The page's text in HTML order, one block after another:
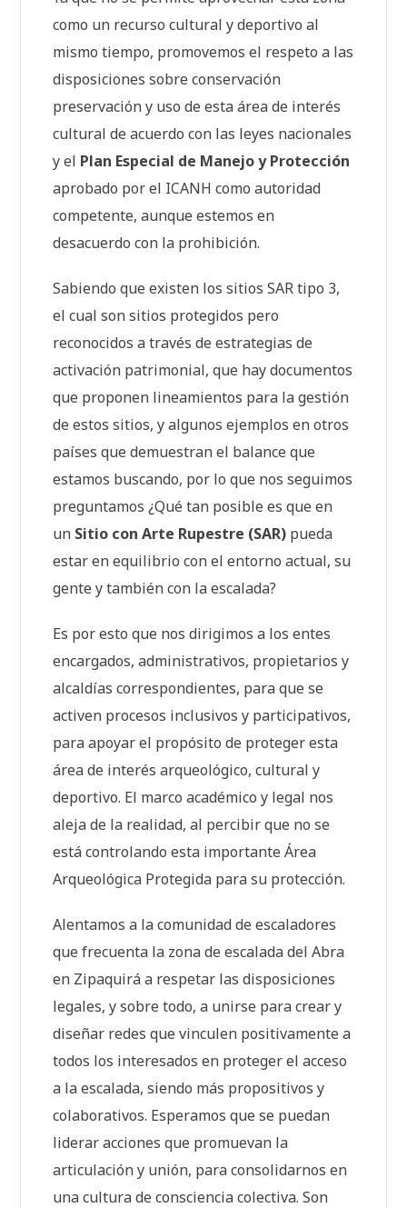
como un recurso cultural y deportivo al
mismo tiempo, promovemos el respeto a las
disposiciones sobre conservación
preservación y uso de esta área de interés
cultural de acuerdo con las leyes nacionales
y el Plan Especial de Manejo y Protección
aprobado por el ICANH como autoridad
competente, aunque estemos en
desacuerdo con la prohibición.
Sabiendo que existen los sitios SAR tipo 3,
el cual son sitios protegidos pero
reconocidos a través de estrategias de
activación patrimonial, que hay documentos
que proponen lineamientos para la gestión
de estos sitios, y algunos ejemplos en otros
países que demuestran el balance que
estamos buscando, por lo que nos seguimos
preguntamos ¿Qué tan posible es que en
un Sitio con Arte Rupestre (SAR) pueda
estar en equilibrio con el entorno actual, su
gente y también con la escalada?
Es por esto que nos dirigimos a los entes
encargados, administrativos, propietarios y
alcaldías correspondientes, para que se
activen procesos inclusivos y participativos,
para apoyar el propósito de proteger esta
área de interés arqueológico, cultural y
deportivo. El marco académico y legal nos
aleja de la realidad, al percibir que no se
está controlando esta importante Área
Arqueológica Protegida para su protección.
Alentamos a la comunidad de escaladores
que frecuenta la zona de escalada del Abra
en Zipaquirá a respetar las disposiciones
legales, y sobre todo, a unirse para crear y
diseñar redes que vinculen positivamente a
todos los interesados en proteger el acceso
a la escalada, siendo más propositivos y
colaborativos. Esperamos que se puedan
liderar acciones que promuevan la
articulación y unión, para consolidarnos en
una cultura de consciencia colectiva. Son